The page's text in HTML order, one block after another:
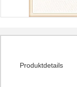
Produktdetails